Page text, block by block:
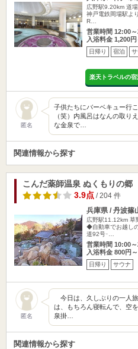
広野駅9.20km 道
神戸電鉄岡場駅よ
R…
営業時間 12:00
入浴料金 1,200円
日帰り 宿泊
楽天トラベルの
匿名
子供たちにバーベキュー行
（笑）内風呂はなんの取り
な金泉で…
関連情報から探す
こんだ薬師温泉 ぬくもりの郷
3.9点/ 204 件
兵庫県 / 丹波篠
広野駅11.12km 草
◆自動車でお越し
道92号･…
営業時間 10:00
入浴料金 800円～
日帰り サウナ
匿名
今日は、久しぶりの一人
は、もちろん寝転んで、空
泉掛…
関連情報から探す